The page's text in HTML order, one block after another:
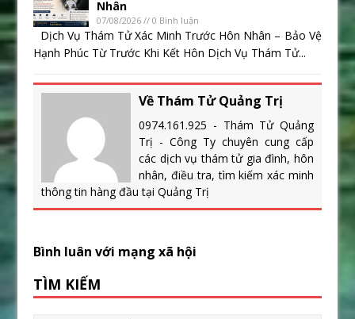
Nhân
07/08/2026 // 0 Bình luận
Dịch Vụ Thám Tử Xác Minh Trước Hôn Nhân – Bảo Vệ
Hạnh Phúc Từ Trước Khi Kết Hôn Dịch Vụ Thám Tử...
Về Thám Tử Quảng Trị
0974.161.925 - Thám Tử Quảng
Trị - Công Ty chuyên cung cấp
các dịch vụ thám tử gia đình, hôn
nhân, điều tra, tìm kiếm xác minh
thông tin hàng đầu tại Quảng Trị
Bình luân với mạng xã hội
TÌM KIẾM